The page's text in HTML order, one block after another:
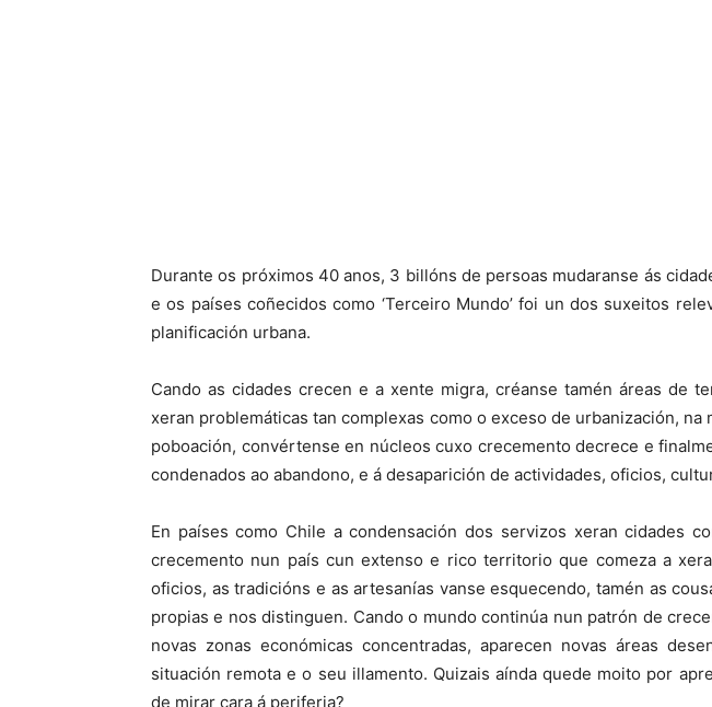
Durante os próximos 40 anos, 3 billóns de persoas mudaranse ás
e os países coñecidos como ‘Terceiro Mundo’ foi un dos suxeitos
planificación urbana.
Cando as cidades crecen e a xente migra, créanse tamén áreas de
xeran problemáticas tan complexas como o exceso de urbanización, na
poboación, convértense en núcleos cuxo crecemento decrece e
condenados ao abandono, e á desaparición de actividades, oficios,
En países como Chile a condensación dos servizos xeran cidades
crecemento nun país cun extenso e rico territorio que comeza a
oficios, as tradicións e as artesanías vanse esquecendo, tamén as
propias e nos distinguen. Cando o mundo continúa nun patrón de
novas zonas económicas concentradas, aparecen novas áreas
situación remota e o seu illamento. Quizais aínda quede moito por
de mirar cara á periferia?